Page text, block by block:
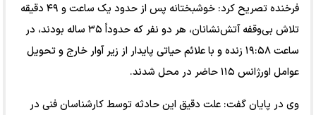
فرخنده تصریح کرد: خوشبختانه پس از حدود یک ساعت و ۴۹ دقیقه
تلاش بی‌وقفه آتش‌نشانان، هر دو نفر که حدوداً ۳۵ ساله بودند، در
ساعت ۱۹:۵۸ زنده و با علائم حیاتی پایدار از زیر آوار خارج و تحویل
عوامل اورژانس ۱۱۵ حاضر در محل شدند.
وی در پایان گفت: علت دقیق این حادثه توسط کارشناسان فنی در